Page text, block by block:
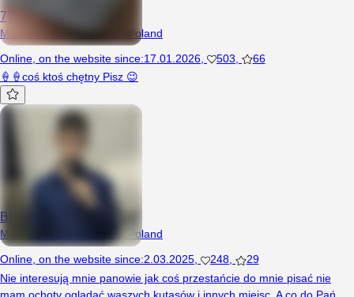
777333555
Man, 55 years, Krzepice, Poland
Online on the website since:17.01.2026 503
66
🍦🍦coś ktoś chętny Pisz 😉
Bujakson
Man, 22 years, Krzepice, Poland
Online on the website since:2.03.2025 248
29
Nie interesują mnie panowie jak coś przestańcie do mnie pisać nie